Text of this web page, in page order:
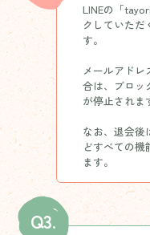
LINEの「
クしていただ
す。
メールアドレ
合は、ブロッ
が停止されま
なお、退会後
どすべての機
ます。
Q3.